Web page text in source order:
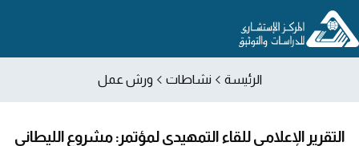
الرئيسة نشاطات ورش عمل
التقرير الإعلامي للقاء التمهيدي لمؤتمر: مشروع الليطاني